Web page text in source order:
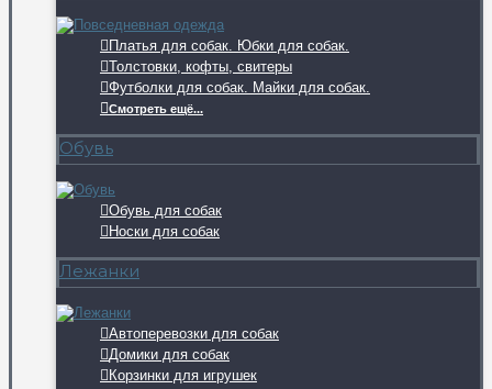
Платья для собак. Юбки для собак.
Толстовки, кофты, свитеры
Футболки для собак. Майки для собак.
Смотреть ещё...
Обувь
Обувь для собак
Носки для собак
Лежанки
Автоперевозки для собак
Домики для собак
Корзинки для игрушек